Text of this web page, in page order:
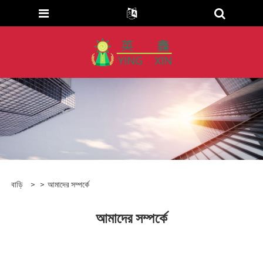
বাড়ি > > আমাদের সম্পর্কে
আমাদের সম্পর্কে